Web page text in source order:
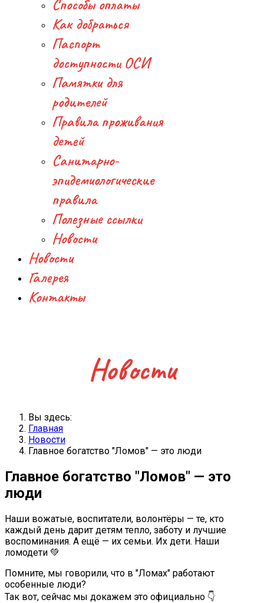
Способы оплаты
Как добраться
Паспорт
доступности ОСИ
Памятки для
родителей
Правила проживания
детей
Санитарно-
эпидемиологические
правила
Полезные ссылки
Новости
Новости
Галерея
Контакты
Новости
Вы здесь:
Главная
Новости
Главное богатство "Ломов" — это люди
Главное богатство "Ломов" — это
люди
Наши вожатые, воспитатели, волонтёры — те, кто
каждый день дарит детям тепло, заботу и лучшие
воспоминания. А ещё — их семьи. Их дети. Наши
ломодети 💚
Помните, мы говорили, что в "Ломах" работают
особенные люди?
Так вот, сейчас мы докажем это официально 👇